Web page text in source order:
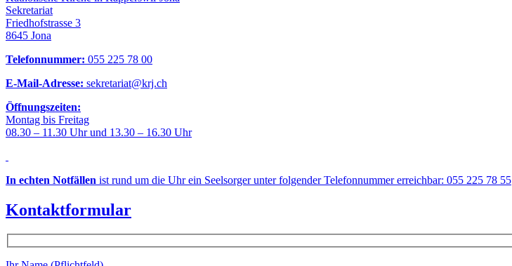
Sekretariat
Friedhofstrasse 3
8645 Jona
Telefonnummer: 055 225 78 00
E-Mail-Adresse: sekretariat@krj.ch
Öffnungszeiten:
Montag bis Freitag
08.30 – 11.30 Uhr und 13.30 – 16.30 Uhr
In echten Notfällen ist rund um die Uhr ein Seelsorger unter folgender Telefonnummer erreichbar: 055 225 78 55
Kontaktformular